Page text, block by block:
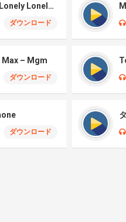
Vintage Eva – Lonely Lonely (iPhone)
ダウンロード
– Mgm
ダウンロード
ダウンロード